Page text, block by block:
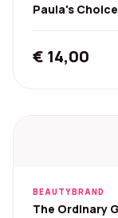
Paula's
€ 14,00
BEAUTYBRAND
The Ordinary